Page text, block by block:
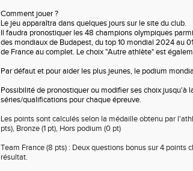
Comment jouer ?
Le jeu apparaîtra dans quelques jours sur le site du club.
Il faudra pronostiquer les 48 champions olympiques
des mondiaux de Budapest, du top 10 mondial 2024 au
de France au complet. Le choix "Autre athlète" est
Par défaut et pour aider les plus jeunes, le podium
Possibilité de pronostiquer ou modifier ses choix jusqu'à
séries/qualifications pour chaque épreuve.
Les points sont calculés selon la médaille obtenu par
pts), Bronze (1 pt), Hors podium (0 pt)
Team France (8 pts) : Deux questions bonus sur 4 points
résultat.